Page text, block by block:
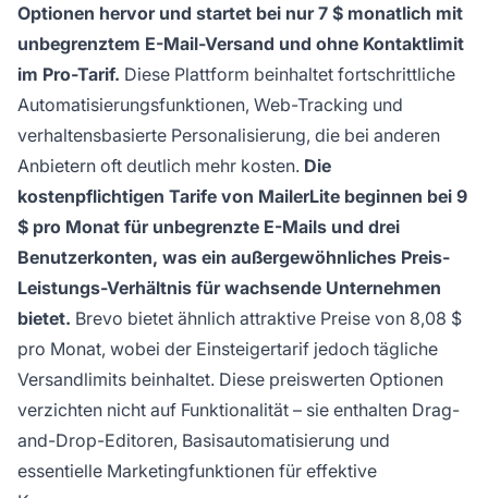
Optionen hervor und startet bei nur 7 $ monatlich mit
unbegrenztem E-Mail-Versand und ohne Kontaktlimit
im Pro-Tarif. Diese Plattform beinhaltet fortschrittliche
Automatisierungsfunktionen, Web-Tracking und
verhaltensbasierte Personalisierung, die bei anderen
Anbietern oft deutlich mehr kosten. Die
kostenpflichtigen Tarife von MailerLite beginnen bei 9
$ pro Monat für unbegrenzte E-Mails und drei
Benutzerkonten, was ein außergewöhnliches Preis-
Leistungs-Verhältnis für wachsende Unternehmen
bietet. Brevo bietet ähnlich attraktive Preise von 8,08 $
pro Monat, wobei der Einsteigertarif jedoch tägliche
Versandlimits beinhaltet. Diese preiswerten Optionen
verzichten nicht auf Funktionalität – sie enthalten Drag-
and-Drop-Editoren, Basisautomatisierung und
essentielle Marketingfunktionen für effektive